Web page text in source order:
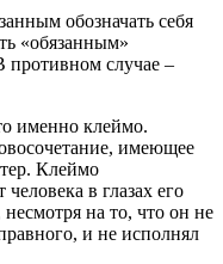
обозначать себя
«обязанным»
противном случае –
именно клеймо.
имеющее
Клеймо
в глазах его
на то, что он не
и не исполнял